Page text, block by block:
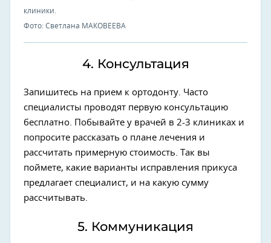
клиники.
Фото: Светлана МАКОВЕЕВА
4. Консультация
Запишитесь на прием к ортодонту. Часто
специалисты проводят первую консультацию
бесплатно. Побывайте у врачей в 2-3 клиниках и
попросите рассказать о плане лечения и
рассчитать примерную стоимость. Так вы
поймете, какие варианты исправления прикуса
предлагает специалист, и на какую сумму
рассчитывать.
5. Коммуникация